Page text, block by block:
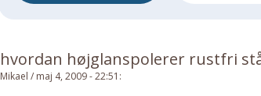
hvordan højglanspolerer rustfri
Mikael / maj 4, 2009 - 22:51 :